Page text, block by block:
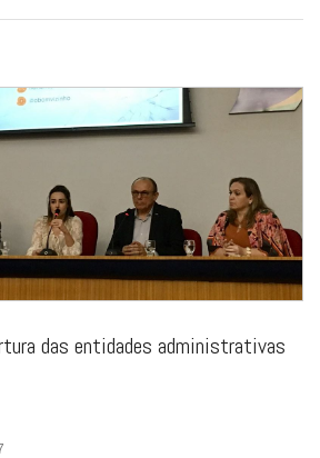
das entidades administrativas